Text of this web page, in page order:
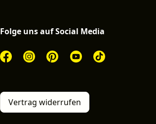
Folge uns auf Social Media
Vertrag widerrufen